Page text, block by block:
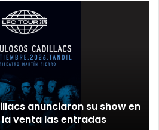
anunciaron su show en
venta las entradas